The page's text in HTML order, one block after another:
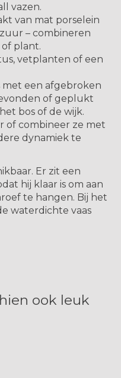
vazen.
van mat porselein
– combineren
plant.
vetplanten of een
met een afgebroken
of geplukt
bos of de wijk.
of combineer ze met
dynamiek te
Er zit een
hij klaar is om aan
te hangen. Bij het
waterdichte vaas
ook leuk